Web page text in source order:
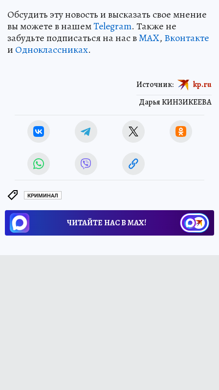
Обсудить эту новость и высказать свое мнение
вы можете в нашемTelegram. Также не
забудьте подписаться на нас вMAX, Вконтакте
и Одноклассниках.
Дарья КИНЗИКЕЕВА
Источник: kp.ru
КРИМИНАЛ
ЧИТАЙТЕ НАС В МАХ!